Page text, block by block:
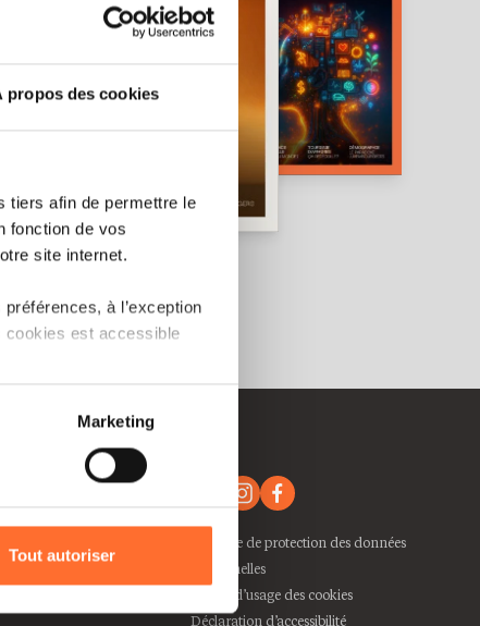
propos des cookies
tiers afin de permettre le
fonction de vos
site internet.
à l’exception
cookies est accessible
sur les réseaux
protection des données
Marketing
Tout autoriser
Politique de protection des données
personnelles
Charte d’usage des cookies
Déclaration d’accessibilité